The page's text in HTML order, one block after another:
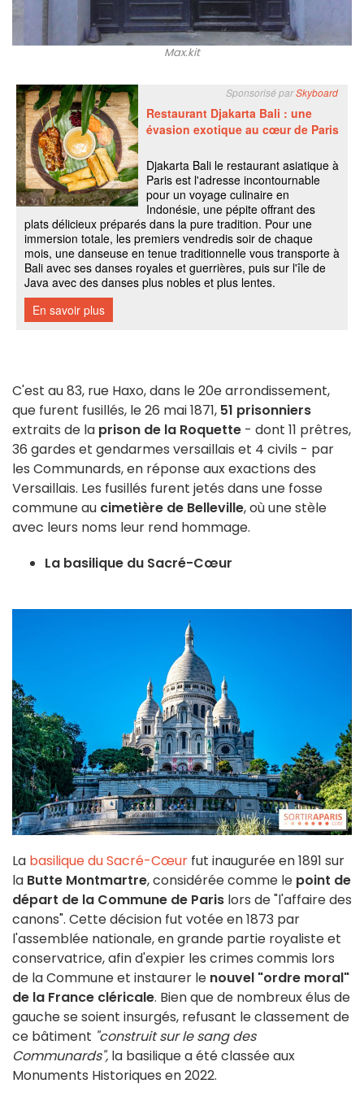
Max.kit
C'est au 83, rue Haxo, dans le 20e arrondissement,
que furent fusillés, le 26 mai 1871, 51 prisonniers
extraits de la prison de la Roquette - dont 11 prêtres,
36 gardes et gendarmes versaillais et 4 civils - par
les Communards, en réponse aux exactions des
Versaillais. Les fusillés furent jetés dans une fosse
commune au cimetière de Belleville, où une stèle
avec leurs noms leur rend hommage.
La basilique du Sacré-Cœur
La basilique du Sacré-Cœur fut inaugurée en 1891 sur
la Butte Montmartre, considérée comme le point de
départ de la Commune de Paris lors de "l'affaire des
canons". Cette décision fut votée en 1873 par
l'assemblée nationale, en grande partie royaliste et
conservatrice, afin d'expier les crimes commis lors
de la Commune et instaurer le nouvel "ordre moral"
de la France cléricale. Bien que de nombreux élus de
gauche se soient insurgés, refusant le classement de
ce bâtiment "construit sur le sang des
Communards", la basilique a été classée aux
Monuments Historiques en 2022.